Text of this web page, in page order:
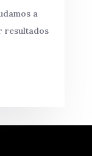
a
resultados